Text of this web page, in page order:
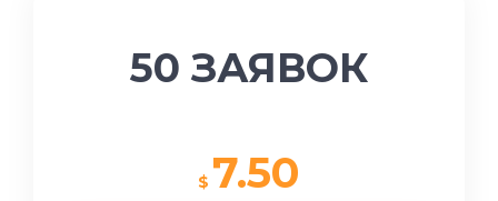
50 ЗАЯВОК
$ 7.50